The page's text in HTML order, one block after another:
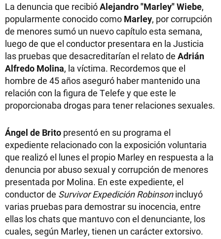
La denuncia que recibióAlejandro "Marley" Wiebe,
popularmente conocido como Marley, por corrupción
de menores sumó un nuevo capítulo esta semana,
luego de que el conductor presentara en la Justicia
las pruebas que desacreditarían el relato de Adrián
Alfredo Molina, la víctima. Recordemos que el
hombre de 45 años aseguró haber mantenido una
relación con la figura de Telefe y que este le
proporcionaba drogas para tener relaciones sexuales.
Ángel de Brito presentó en su programa el
expediente relacionado con la exposición voluntaria
que realizó el lunes el propio Marley en respuesta a la
denuncia por abuso sexual y corrupción de menores
presentada por Molina. En este expediente, el
conductor de Survivor Expedición Robinsonincluyó
varias pruebas para demostrar su inocencia, entre
ellas los chats que mantuvo con el denunciante, los
cuales, según Marley, tienen un carácter extorsivo.